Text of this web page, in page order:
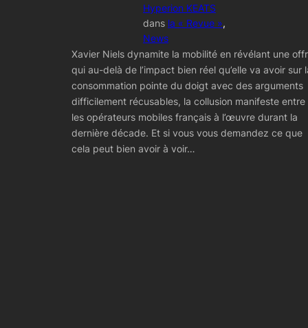
Hyperion KEATS
dans la « Revue »
News
Xavier Niels dynamite la mobilité en révélant une
qui au-delà de l’impact bien réel qu’elle va avoir sur
consommation pointe du doigt avec des arguments
difficilement récusables, la collusion manifeste entre
les opérateurs mobiles français à l’œuvre durant la
dernière décade. Et si vous vous demandez ce que
cela peut bien avoir à voir…